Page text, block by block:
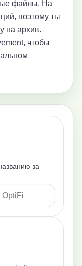
файлы. На
поэтому ты
на архив.
чтобы
за